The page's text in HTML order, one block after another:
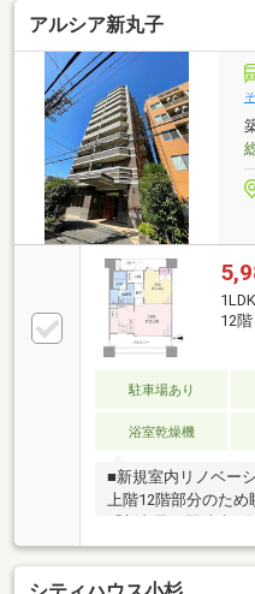
戸・収納の多い間取
能・二重床・二重天
ス・24時間ごみ出し
アルシア新丸子
12
駐車場あり
浴室乾燥機
■新規室内リノベー
上階12階部分のた
分で利用可能な好立
本奥に入り、近隣は